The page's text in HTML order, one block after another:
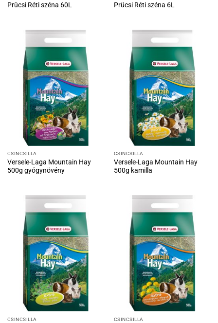
Prücsi Réti széna 60L Prücsi Réti széna 6L
CSINCSILLA
Versele-Laga Mountain Hay
500g gyógynövény
CSINCSILLA
Versele-Laga Mountain Hay
500g kamilla
CSINCSILLA CSINCSILLA